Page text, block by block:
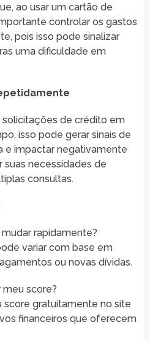
ao usar um cartão de
controlar os gastos
pois isso pode sinalizar
uma dificuldade em
de crédito em
isso pode gerar sinais de
e impactar negativamente
suas necessidades de
consultas.
rapidamente?
variar com base em
ou novas dívidas.
score?
score gratuitamente no site
financeiros que oferecem